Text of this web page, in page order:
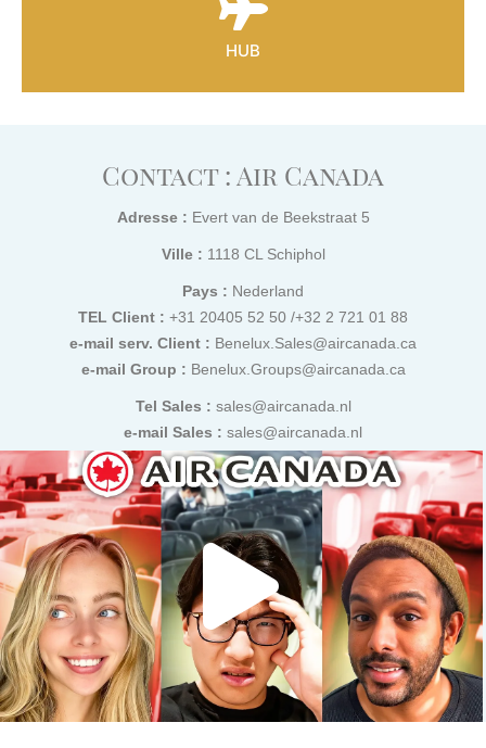
HUB
Contact : Air Canada
Adresse : Evert van de Beekstraat 5
Ville : 1118 CL Schiphol
Pays : Nederland
TEL Client : +31 20405 52 50 /+32 2 721 01 88
e-mail serv. Client : Benelux.Sales@aircanada.ca
e-mail Group : Benelux.Groups@aircanada.ca
Tel Sales : sales@aircanada.nl
e-mail Sales : sales@aircanada.nl